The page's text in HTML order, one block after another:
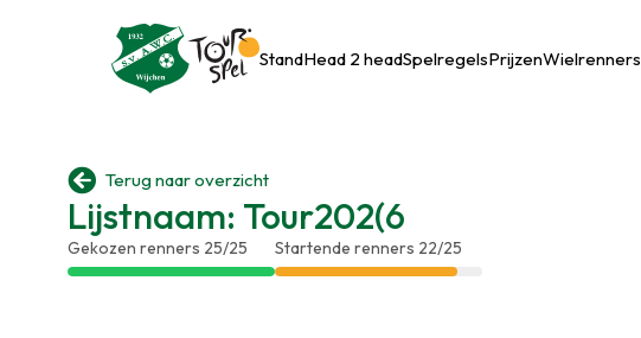
StandHead 2 headSpelregelsPrijzenWielrenners
 Terug naar overzicht
Lijstnaam: Tour202(6
Gekozen renners 25/25 Startende renners 22/25